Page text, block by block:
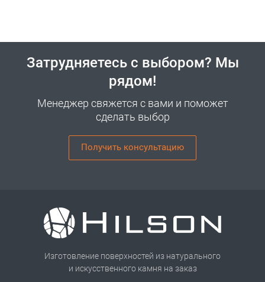
Затрудняетесь с выбором? Мы
рядом!
Менеджер свяжется с вами и поможет
сделать выбор
Получить консультацию
Изготовление поверхностей из натурального
и искусственного камня на заказ